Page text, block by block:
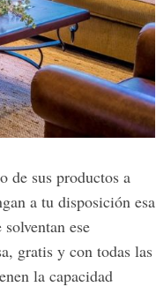
de sus productos a
a tu disposición esa
ese
gratis y con todas las
la capacidad